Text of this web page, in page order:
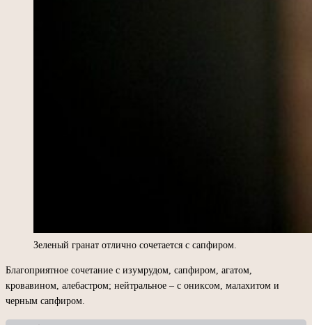
Зеленый гранат отлично сочетается с сапфиром.
Благоприятное сочетание с изумрудом, сапфиром, агатом,
кровавином, алебастром; нейтральное – с ониксом, малахитом и
черным сапфиром.